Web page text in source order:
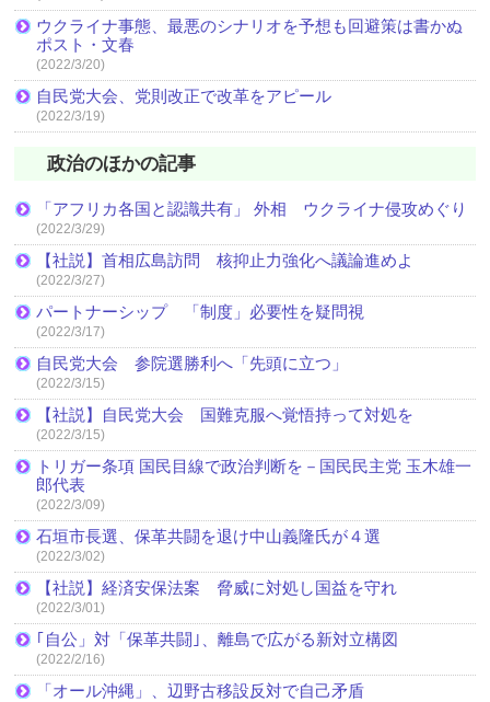
ウクライナ事態、最悪のシナリオを予想も回避策は書かぬ
ポスト・文春
(2022/3/20)
自民党大会、党則改正で改革をアピール
(2022/3/19)
政治のほかの記事
「アフリカ各国と認識共有」 外相 ウクライナ侵攻めぐり
(2022/3/29)
【社説】首相広島訪問 核抑止力強化へ議論進めよ
(2022/3/27)
パートナーシップ 「制度」必要性を疑問視
(2022/3/17)
自民党大会 参院選勝利へ「先頭に立つ」
(2022/3/15)
【社説】自民党大会 国難克服へ覚悟持って対処を
(2022/3/15)
トリガー条項 国民目線で政治判断を－国民民主党 玉木雄一
郎代表
(2022/3/09)
石垣市長選、保革共闘を退け中山義隆氏が４選
(2022/3/02)
【社説】経済安保法案 脅威に対処し国益を守れ
(2022/3/01)
｢自公」対「保革共闘｣、離島で広がる新対立構図
(2022/2/16)
「オール沖縄」、辺野古移設反対で自己矛盾